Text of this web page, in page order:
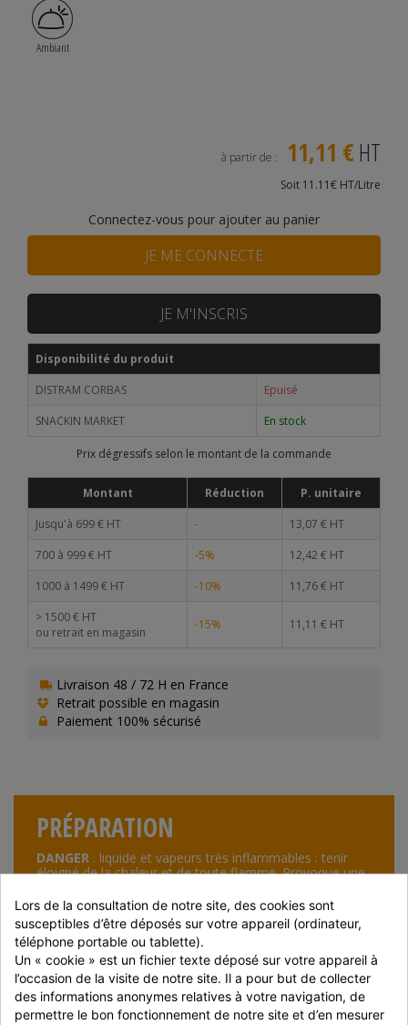
Ambiant
à partir de : 11,11 € HT
Soit 11.11€ HT/Litre
Connectez-vous pour ajouter au panier
JE ME CONNECTE
JE M'INSCRIS
Disponibilité du produit
DISTRAM CORBAS
Epuisé
SNACKIN MARKET
En stock
Prix dégressifs selon le montant de la commande
Montant Réduction
P. unitaire
Jusqu'à 699 € HT
-
13,07 € HT
700 à 999 € HT
-5%
12,42 € HT
1000 à 1499 € HT
-10%
11,76 € HT
> 1500 € HT
ou retrait en magasin
-15% 11,11 € HT
Livraison 48 / 72 H en France
Retrait possible en magasin
Paiement 100% sécurisé
PRÉPARATION
DANGER : liquide et vapeurs très inflammables : tenir
éloigné de la chaleur et de toute flamme. Provoque une
cutanée uniquement. Ne pas utiliser sur une peau lésée.
Maintenir hors de portée des enfants. En cas de
consultation d’un médecin, garder à disposition le
récipient et l’étiquette.Ne pas ingérer. Ne pas Diluer.
Maintenir le récipient fermé de manière étanche. Eviter
tout contact avec les yeux.
EN CONTACT AVEC LES YEUX :rincer avec précaution à
Lors de la consultation de notre site, des cookies sont
susceptibles d’être déposés sur votre appareil (ordinateur,
téléphone portable ou tablette).
Un « cookie » est un fichier texte déposé sur votre appareil à
l’occasion de la visite de notre site. Il a pour but de collecter
des informations anonymes relatives à votre navigation, de
permettre le bon fonctionnement de notre site et d’en mesurer